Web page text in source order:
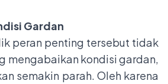
Gardan
peran penting tersebut tidak
mengabaikan kondisi gardan,
semakin parah. Oleh karena